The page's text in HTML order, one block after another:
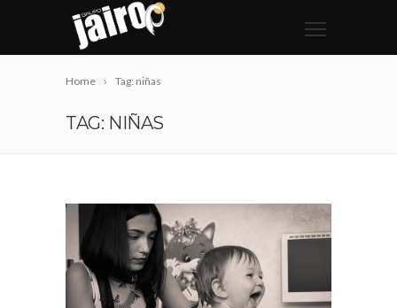
Home Tag: niñas
TAG: NIÑAS